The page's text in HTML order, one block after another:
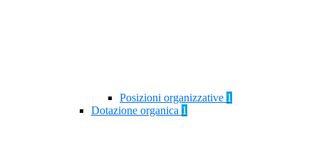
Posizioni organizzative 1
Dotazione organica 1